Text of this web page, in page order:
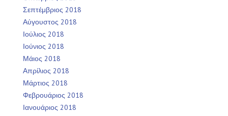
Σεπτέμβριος 2018
Αύγουστος 2018
Ιούλιος 2018
Ιούνιος 2018
Μάιος 2018
Απρίλιος 2018
Μάρτιος 2018
Φεβρουάριος 2018
Ιανουάριος 2018